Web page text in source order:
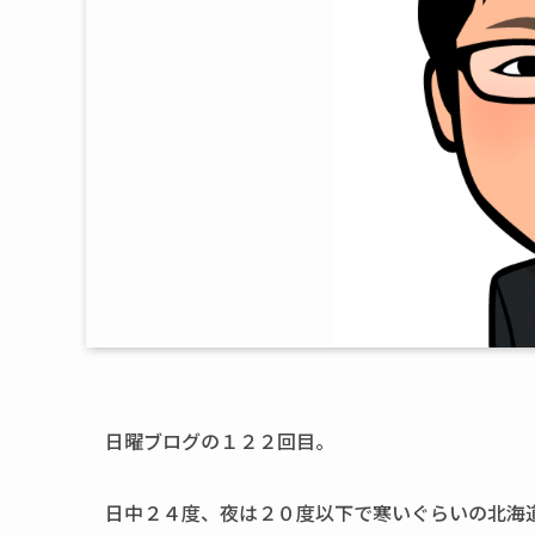
日曜ブログの１２２回目。
日中２４度、夜は２０度以下で寒いぐらいの北海